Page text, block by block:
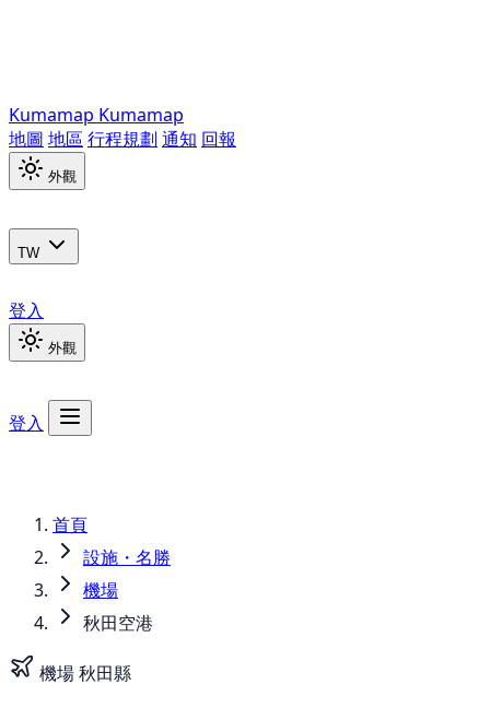
Kumamap Kumamap
地圖 地區 行程規劃 通知 回報
外觀
TW
登入
外觀
登入
首頁
設施・名勝
機場
秋田空港
機場秋田縣